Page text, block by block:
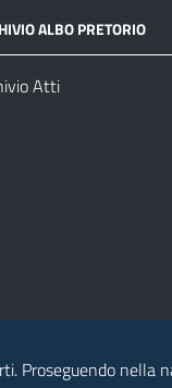
ALBO PRETORIO
Atti
Proseguendo nella